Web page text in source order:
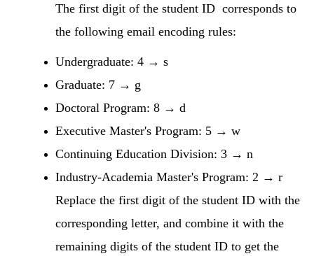
The first digit of the student ID corresponds to
the following email encoding rules:
Undergraduate: 4 → s
Graduate: 7 → g
Doctoral Program: 8 → d
Executive Master's Program: 5 → w
Continuing Education Division: 3 → n
Industry-Academia Master's Program: 2 → r
Replace the first digit of the student ID with the
corresponding letter, and combine it with the
remaining digits of the student ID to get the